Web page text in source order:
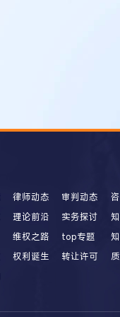
律师动态 审判动态
理论前沿 实务探讨
维权之路 top专题
权利诞生 转让许可